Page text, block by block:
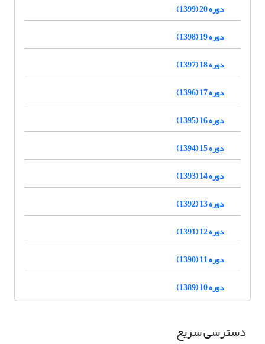
دوره 20 (1399)
دوره 19 (1398)
دوره 18 (1397)
دوره 17 (1396)
دوره 16 (1395)
دوره 15 (1394)
دوره 14 (1393)
دوره 13 (1392)
دوره 12 (1391)
دوره 11 (1390)
دوره 10 (1389)
دسترسی سریع